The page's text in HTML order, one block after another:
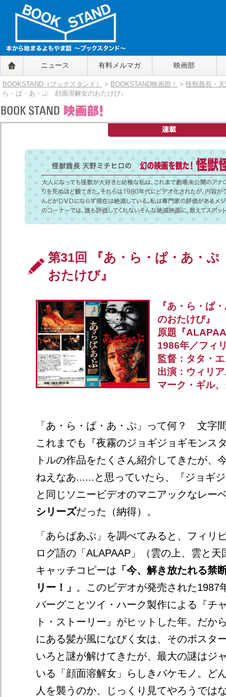
BOOKSTAND（ブックスタンド）
～本から始まるよもやま話～
BOOKSTAND（ブ
ックスタンド）
ニュース 有料メルマガ 映画部
BOOKSTAND（ブックスタンド） > BOOKSTAND映画部！ > 怪獣酋長・
ら・ぱ・あ・ぷ 顔面溶解女のおたけび』
第31回 『あ・ら・ぱ・あ・
おたけび』
『あ・ら・ぱ
のおたけび』
原題『
1986年／フィ
監督：タタ・
出演：ウィリ
マーク・ギル
「あ・ら・ぱ・あ・ぷ」って何？ 文字
これまでも『夜霧のジョギジョギモンス
トルの作品をたくさん紹介してきたが、
ねえなあ......と思っていたら、『ジョギ
と同じソニービデオのマニアックなレー
シリーズだった（納得）。
「あらぱあぷ」を調べてみると、フィリ
ログ語の「ALAPAAP」（雲の上、雲と
キャッチコピーは 「今、解き放たれる禁
リー！」 。このビデオが発売された1987
バーグことツイ・ハーク製作による『チ
ト・ストーリー』がヒットした年。だか
にある髪が風になびく女は、そのポスタ
いろと謎が解けてきたが、最大の謎はジ
いる「顔面溶解女」らしきバケモノ。ど
人を襲うのか、じっくり見てやろうでは